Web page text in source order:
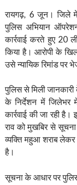
रायगढ़, 6 जून। जिले
पुलिस अभियान
कार्रवाई करते हुए 20
किया है। आरोपी के
उसे न्यायिक रिमांड पर
पुलिस से मिली
के निर्देशन में जिलेभर में
कार्रवाई की जा रही है।
राव को मुखबिर से
व्यक्ति महुआ शराब लेकर
है।
सूचना के आधार पर पुलिस